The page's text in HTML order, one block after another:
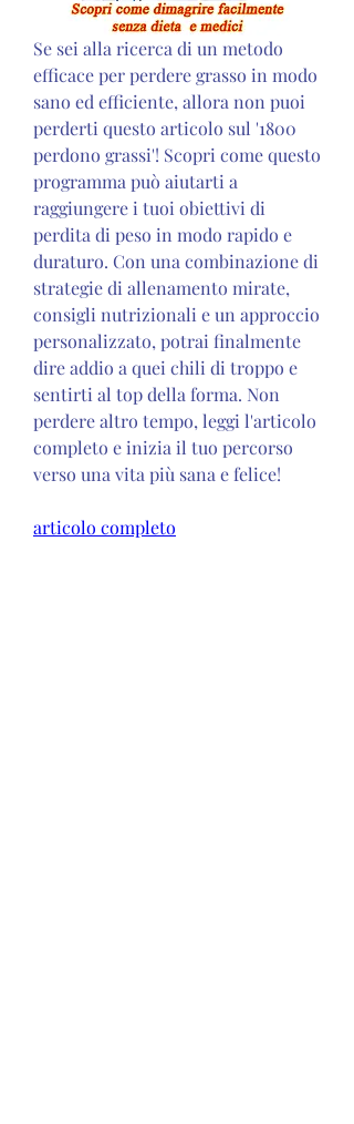
Se sei alla ricerca di un metodo
efficace per perdere grasso in modo
sano ed efficiente, allora non puoi
perderti questo articolo sul '1800
perdono grassi'! Scopri come questo
programma può aiutarti a
raggiungere i tuoi obiettivi di
perdita di peso in modo rapido e
duraturo. Con una combinazione di
strategie di allenamento mirate,
consigli nutrizionali e un approccio
personalizzato, potrai finalmente
dire addio a quei chili di troppo e
sentirti al top della forma. Non
perdere altro tempo, leggi l'articolo
completo e inizia il tuo percorso
verso una vita più sana e felice!
articolo completo